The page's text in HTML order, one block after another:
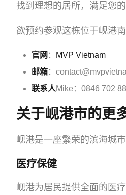
找到理想的居所，满足您的
欲预约参观这栋位于岘港
官网 ：
MVP Vietnam
邮箱：
联系人Mike：0846 702
关于岘港市的更
岘港是一座繁荣的滨海城
医疗保健
岘港为居民提供全面的医疗